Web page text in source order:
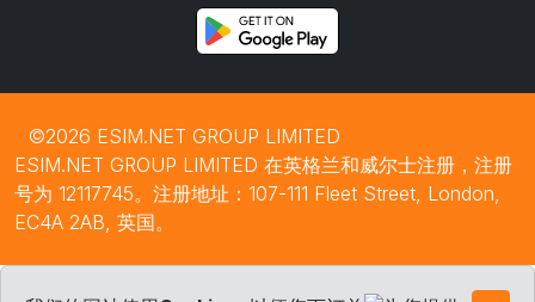
©2026 ESIM.NET GROUP LIMITED
ESIM.NET GROUP LIMITED 在英格兰和威尔士注册，注册
号为 12117745。注册地址：107-111 Fleet Street, London,
EC4A 2AB, 英国。